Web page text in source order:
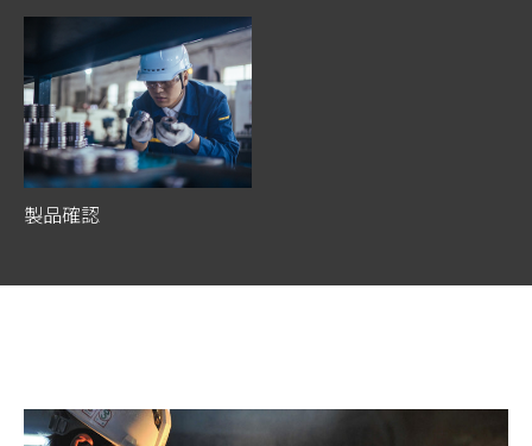
製品確認